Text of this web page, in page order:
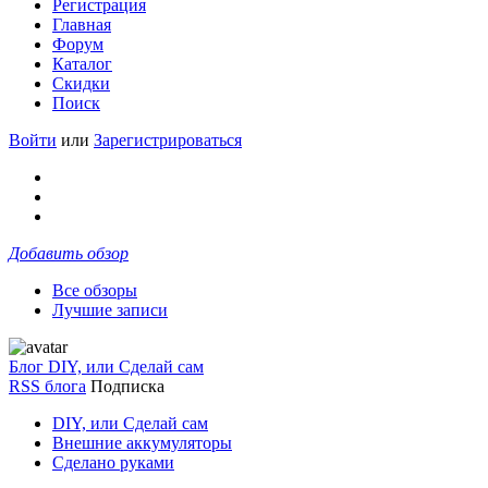
Регистрация
Главная
Форум
Каталог
Скидки
Поиск
Войти или Зарегистрироваться
Добавить обзор
Все обзоры
Лучшие записи
Блог DIY, или Сделай сам
RSS блога Подписка
DIY, или Сделай сам
Внешние аккумуляторы
Сделано руками